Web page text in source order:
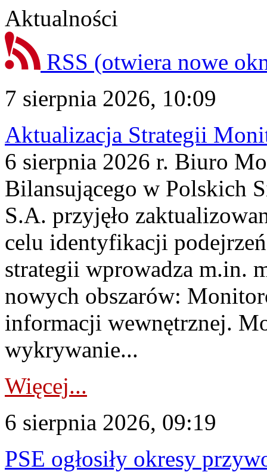
Aktualności
RSS (otwiera nowe
7 sierpnia 2026, 10:09
Aktualizacja Strategii
6 sierpnia 2026 r. Biuro
Bilansującego w Polskich
S.A. przyjęło
celu identyfikacji
strategii wprowadza m.in.
nowych obszarów:
informacji wewnętrznej.
wykrywanie...
Więcej...
6 sierpnia 2026, 09:19
PSE ogłosiły okresy